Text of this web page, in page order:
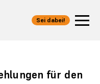
Sei dabei!
für den